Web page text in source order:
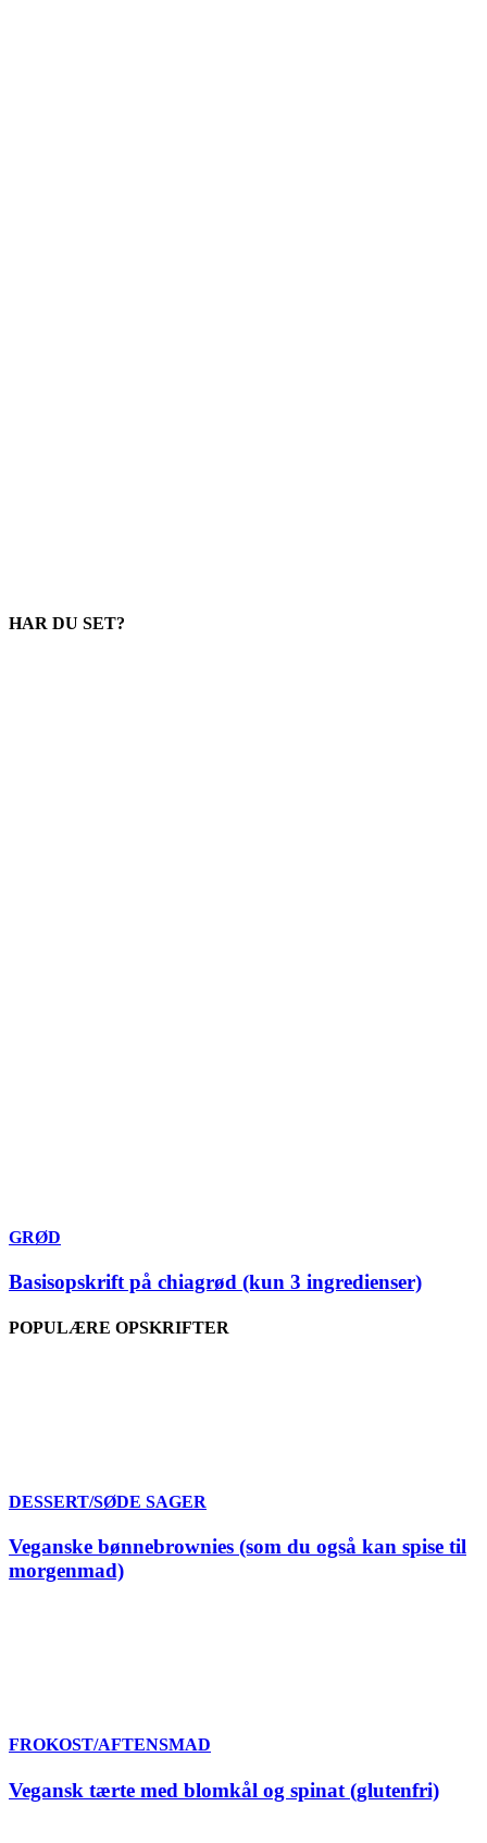
HAR DU SET?
GRØD
Basisopskrift på chiagrød (kun 3 ingredienser)
POPULÆRE OPSKRIFTER
DESSERT/SØDE SAGER
Veganske bønnebrownies (som du også kan spise til
morgenmad)
FROKOST/AFTENSMAD
Vegansk tærte med blomkål og spinat (glutenfri)